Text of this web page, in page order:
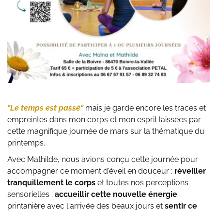
"Le temps est passé" mais je garde encore les traces et
empreintes dans mon corps et mon esprit laissées par
cette magnifique journée de mars sur la thématique du
printemps.
Avec Mathilde, nous avions conçu cette journée pour
accompagner ce moment d'éveil en douceur : réveiller
tranquillement le corps et toutes nos perceptions
sensorielles ; accueillir cette nouvelle énergie
printanière avec l'arrivée des beaux jours et sentir ce